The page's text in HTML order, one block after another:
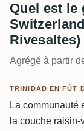
Quel est le
Rivesaltes)
Agrégé à partir
TRINIDAD EN FÛT
La communauté
la couche